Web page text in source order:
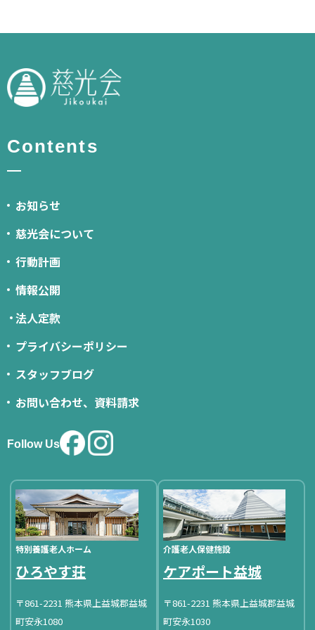
Contents
お知らせ
慈光会について
行動計画
情報公開
法人定款
プライバシーポリシー
スタッフブログ
お問い合わせ、資料請求
Follow Us
特別養護老人ホーム
ひろやす荘
〒861-2231 熊本県上益城郡益城
町安永1080
介護老人保健施設
ケアポート益城
〒861-2231 熊本県上益城郡益城
町安永1030